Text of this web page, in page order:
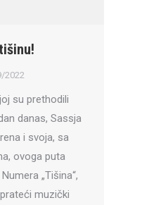
2022
su prethodili
danas, Sassja
i svoja, sa
ovoga puta
„Tišina“,
muzički